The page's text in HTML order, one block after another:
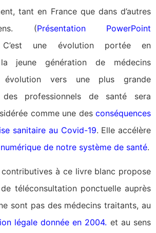
tant en France que dans d’autres
(Présentation PowerPoint
une évolution portée en
jeune génération de médecins
évolution vers une plus grande
professionnels de santé sera
comme une des conséquences
sanitaire au Covid-19. Elle accélère
de notre système de santé.
à ce livre blanc propose
téléconsultation ponctuelle auprès
sont pas des médecins traitants, au
légale donnée en 2004. et au sens